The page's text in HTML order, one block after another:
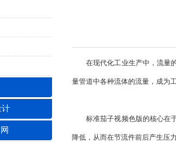
计
在现代化工业生产中，流量的
量管道中各种流体的流量，成为
标准茄子视频色版的核心在于
降低，从而在节流件前后产生压